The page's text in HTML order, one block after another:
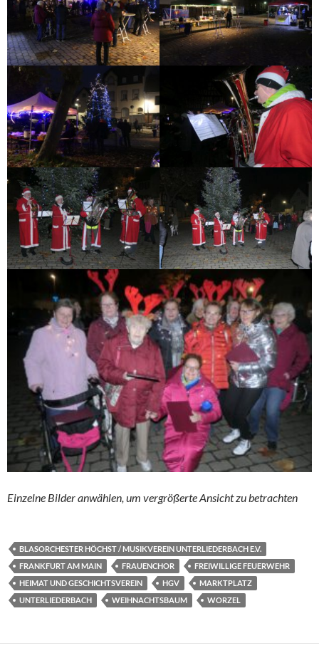
Einzelne Bilder anwählen, um vergrößerte Ansicht zu betrachten
BLASORCHESTER HÖCHST / MUSIKVEREIN UNTERLIEDERBACH E.V.
FRANKFURT AM MAIN
FRAUENCHOR
FREIWILLIGE FEUERWEHR
HEIMAT UND GESCHICHTSVEREIN
HGV
MARKTPLATZ
UNTERLIEDERBACH
WEIHNACHTSBAUM WORZEL